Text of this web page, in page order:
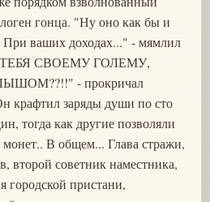
гонца. "Ну оно как бы и
При ваших доходах..." - мямлил
СВОЕМУ ГОЛЕМУ,
- прокричал
крафтил заряды души по сто
тогда как другие позволяли
монет.. В общем... Глава стражи,
второй советник наместника,
городской пристани,